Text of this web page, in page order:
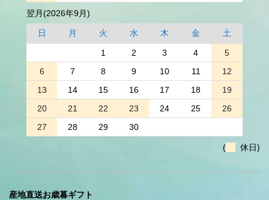
翌月(2026年9月)
日 月 火 水 木 金 土
1 2 3 4
5
6
7 8 9 10 11
12
13
14 15 16 17 18
19
20
21 22 23 24 25
26
27
28 29 30
( 休日)
産地直送お歳暮ギフト